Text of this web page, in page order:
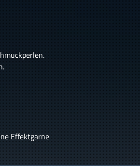
Effektgarne